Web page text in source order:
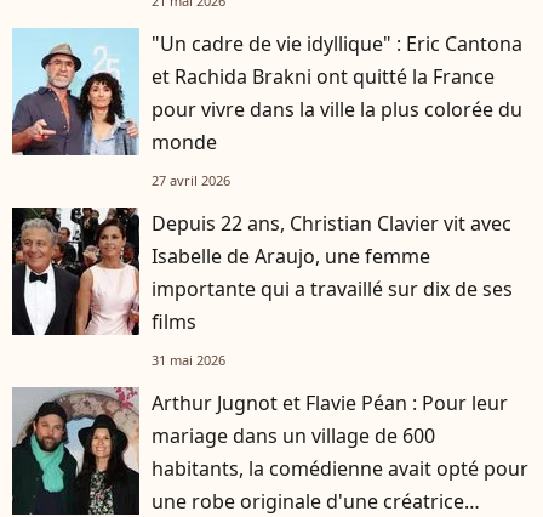
"Un cadre de vie idyllique" : Eric Cantona
et Rachida Brakni ont quitté la France
pour vivre dans la ville la plus colorée du
monde
27 avril 2026
Depuis 22 ans, Christian Clavier vit avec
Isabelle de Araujo, une femme
importante qui a travaillé sur dix de ses
films
31 mai 2026
Arthur Jugnot et Flavie Péan : Pour leur
mariage dans un village de 600
habitants, la comédienne avait opté pour
une robe originale d'une créatrice